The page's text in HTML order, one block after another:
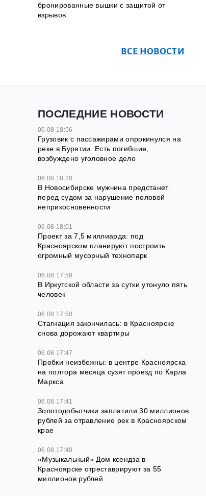
бронированные вышки с защитой от
взрывов
ВСЕ НОВОСТИ
ПОСЛЕДНИЕ НОВОСТИ
06.08 18:56
Грузовик с пассажирами опрокинулся на
реке в Бурятии. Есть погибшие,
возбуждено уголовное дело
06.08 18:20
В Новосибирске мужчина предстанет
перед судом за нарушение половой
неприкосновенности
06.08 18:01
Проект за 7,5 миллиарда: под
Красноярском планируют построить
огромный мусорный технопарк
06.08 17:58
В Иркутской области за сутки утонуло пять
человек
06.08 17:50
Стагнация закончилась: в Красноярске
снова дорожают квартиры
06.08 17:47
Пробки неизбежны: в центре Красноярска
на полтора месяца сузят проезд по Карла
Маркса
06.08 17:41
Золотодобытчики заплатили 30 миллионов
рублей за отравление рек в Красноярском
крае
06.08 17:40
«Музыкальный» Дом ксендза в
Красноярске отреставрируют за 55
миллионов рублей